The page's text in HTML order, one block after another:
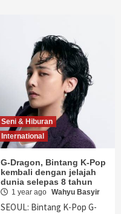
Seni & Hiburan
International
G-Dragon, Bintang K-Pop
kembali dengan jelajah
dunia selepas 8 tahun
1 year ago Wahyu Basyir
SEOUL: Bintang K-Pop G-